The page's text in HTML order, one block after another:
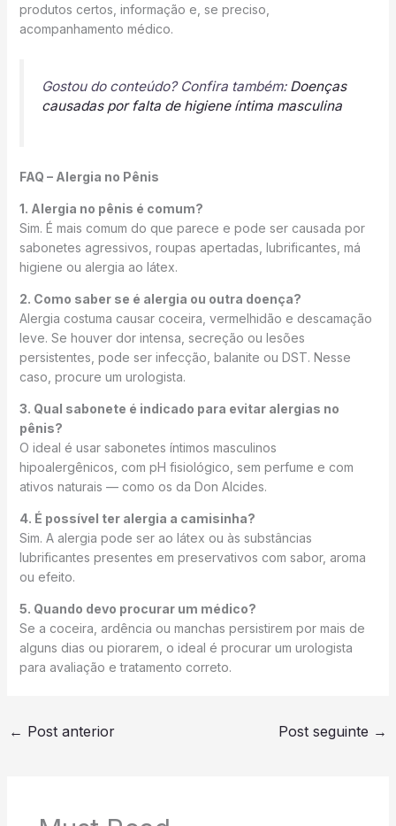
produtos certos, informação e, se preciso,
acompanhamento médico.
Gostou do conteúdo? Confira também: Doenças
causadas por falta de higiene íntima masculina
FAQ – Alergia no Pênis
1. Alergia no pênis é comum?
Sim. É mais comum do que parece e pode ser causada por
sabonetes agressivos, roupas apertadas, lubrificantes, má
higiene ou alergia ao látex.
2. Como saber se é alergia ou outra doença?
Alergia costuma causar coceira, vermelhidão e descamação
leve. Se houver dor intensa, secreção ou lesões
persistentes, pode ser infecção, balanite ou DST. Nesse
caso, procure um urologista.
3. Qual sabonete é indicado para evitar alergias no
pênis?
O ideal é usar sabonetes íntimos masculinos
hipoalergênicos, com pH fisiológico, sem perfume e com
ativos naturais — como os da Don Alcides.
4. É possível ter alergia a camisinha?
Sim. A alergia pode ser ao látex ou às substâncias
lubrificantes presentes em preservativos com sabor, aroma
ou efeito.
5. Quando devo procurar um médico?
Se a coceira, ardência ou manchas persistirem por mais de
alguns dias ou piorarem, o ideal é procurar um urologista
para avaliação e tratamento correto.
← Post anterior Post seguinte →